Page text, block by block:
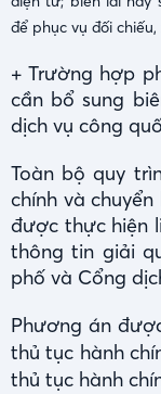
để phục vụ đối chiếu,
+ Trường hợp
cần bổ sung
dịch vụ công
Toàn bộ quy
chính và
được thực hiện
thông tin giải
phố và Cổng
Phương án
thủ tục hành
thủ tục hành